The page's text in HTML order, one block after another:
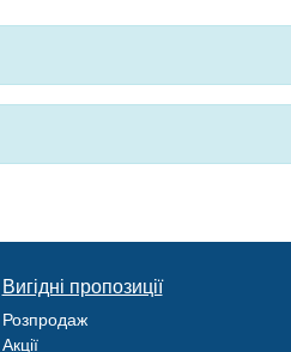
Вигідні пропозиції
Розпродаж
Акції